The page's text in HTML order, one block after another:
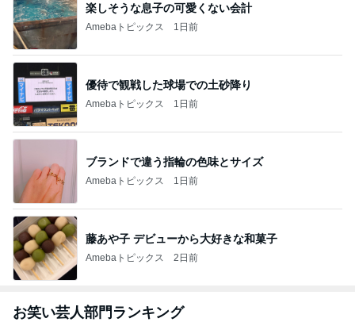
楽しそうな息子の可愛くない会計
Amebaトピックス 1日前
優待で観戦した球場での土砂降り
Amebaトピックス 1日前
ブランドで違う指輪の色味とサイズ
Amebaトピックス 1日前
藤あや子 デビューから大好きな和菓子
Amebaトピックス 2日前
お笑い芸人部門ランキング